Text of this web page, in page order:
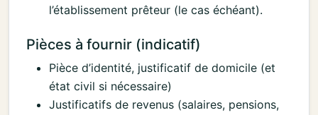
l’établissement prêteur (le cas échéant).
Pièces à fournir (indicatif)
Pièce d’identité, justificatif de domicile (et
état civil si nécessaire)
Justificatifs de revenus (salaires, pensions,